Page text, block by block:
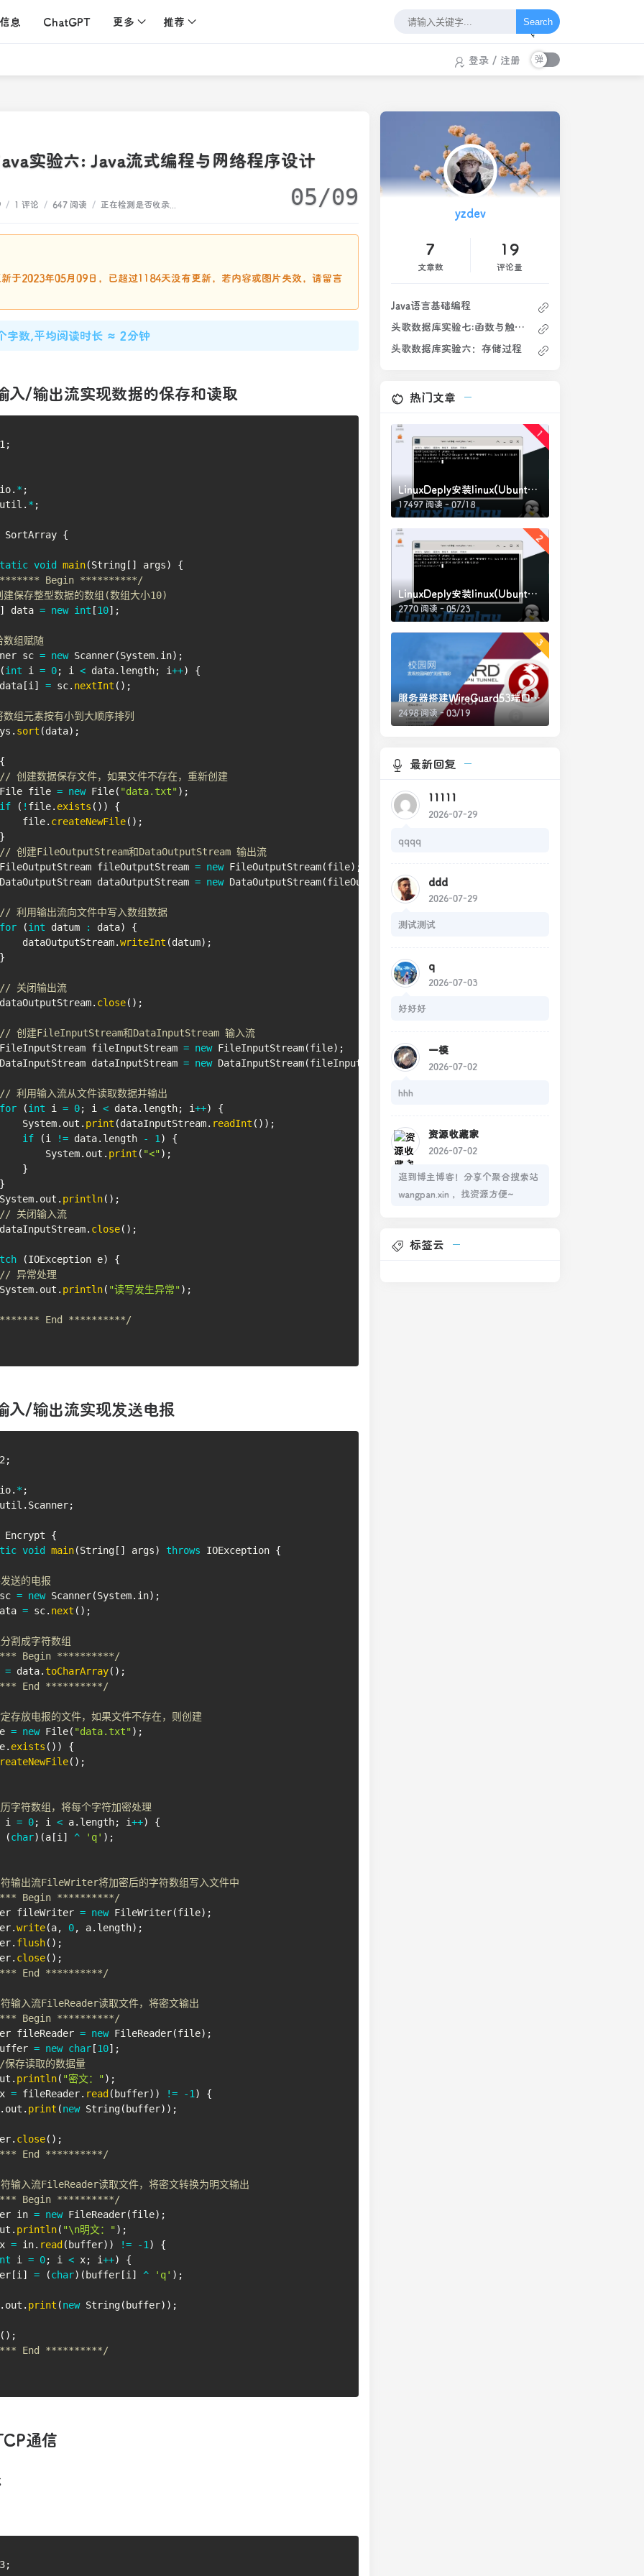
息 ChatGPT 更多 推荐 Search
登录 / 注册
实验六: Java流式编程与网络程序设计
/ 1 评论 / 647 阅读 / 正在检测是否收录... 05/09
于2023年05月09日，已超过1184天没有更新，若内容或图片失效，请留言
字数,平均阅读时长 ≈ 2分钟
入/输出流实现数据的保存和读取
;
io. * ;
util . * ;
SortArray {
void main(String[ ] args)
{
Begin **********/
保存整型数据的数组(数组大小10)
] data = new int [10] ;
组赋随
sc = new Scanner(System. in) ;
(int i = 0; i < data. length; i++)
{
[i ] = sc. nextInt ( ) ;
组元素按有小到大顺序排列
. sort (data) ;
{
// 创建数据保存文件，如果文件不存在，重新创建
File file = new File( "data.txt" ) ;
if
( ! file. exists ( ) )
{
file
. createNewFile( ) ;
}
// 创建FileOutputStream和DataOutputStream 输出流
FileOutputStream fileOutputStream = new FileOutputStream(file) ;
DataOutputStream dataOutputStream = new DataOutputStream(fileOutputStream) ;
// 利用输出流向文件中写入数组数据
for
(int datum : data)
{
dataOutputStream
.writeInt (datum) ;
}
// 关闭输出流
. close( ) ;
// 创建FileInputStream和DataInputStream 输入流
FileInputStream fileInputStream = new FileInputStream(file) ;
DataInputStream dataInputStream = new DataInputStream(fileInputStream);
// 利用输入流从文件读取数据并输出
for
(int i = 0; i < data. length; i++)
{
System. out . print (dataInputStream. readInt ( ) ) ;
if
(i != data. length - 1 )
{
System. out . print ( "<" ) ;
}
}
System. out . println( ) ;
// 关闭输入流
. close( ) ;
(IOException e)
{
// 异常处理
System. out . println( "读写发生异常" ) ;
End **********/
入/输出流实现发送电报
;
io. * ;
util . Scanner;
Encrypt
{
void main(String[ ] args) throws IOException {
送的电报
= new Scanner(System. in) ;
= sc. next ( ) ;
割成字符数组
Begin **********/
= data. toCharArray( ) ;
End **********/
存放电报的文件，如果文件不存在，则创建
= new File( "data.txt" ) ;
. exists ( ) )
{
( ) ;
字符数组，将每个字符加密处理
i = 0; i < a. length; i++)
{
(char) (a[i ] ^ 'q' ) ;
输出流FileWriter将加密后的字符数组写入文件中
Begin **********/
fileWriter = new FileWriter(file) ;
.write(a, 0, a. length) ;
. flush( ) ;
. close( ) ;
End **********/
输入流FileReader读取文件，将密文输出
Begin **********/
fileReader = new FileReader(file) ;
= new char[10] ;
存读取的数据量
. println( "密文：" ) ;
x = fileReader. read ( buffer) ) != -1 )
{
out . print (new String( buffer) ) ;
. close( ) ;
End **********/
输入流FileReader读取文件，将密文转换为明文输出
Begin **********/
in = new FileReader(file) ;
. println( "\n明文：" ) ;
x = in. read ( buffer) ) != -1 )
{
i = 0; i < x; i++)
{
[i ] = (char) ( buffer[i ] ^ 'q' ) ;
out . print (new String( buffer) ) ;
) ;
End **********/
通信
;
yzdev
7
文章数
19
评论量
Java语言基础编程
头歌数据库实验七:函数与触发器
头歌数据库实验六：存储过程
热门文章
1
LinuxDeply安装linux(Ubuntu22.04)超详细教程(需root)，完整网站运行环境的Ubuntu打包文件(2)
17497 阅读 - 07/18
2
LinuxDeply安装linux(Ubuntu22.04)超详细教程(需root)，完整网站运行环境的Ubuntu打包文件
2770 阅读 - 05/23
3
服务器搭建WireGuard53端口绕过校园网网页认证
2498 阅读 - 03/19
最新回复
11111
2026-07-29
qqqq
ddd
2026-07-29
测试测试
q
2026-07-03
好好好
一模
2026-07-02
hhh
资源收藏家
2026-07-02
逛到博主博客！分享个聚合搜索站
wangpan.xin ，找资源方便~
标签云